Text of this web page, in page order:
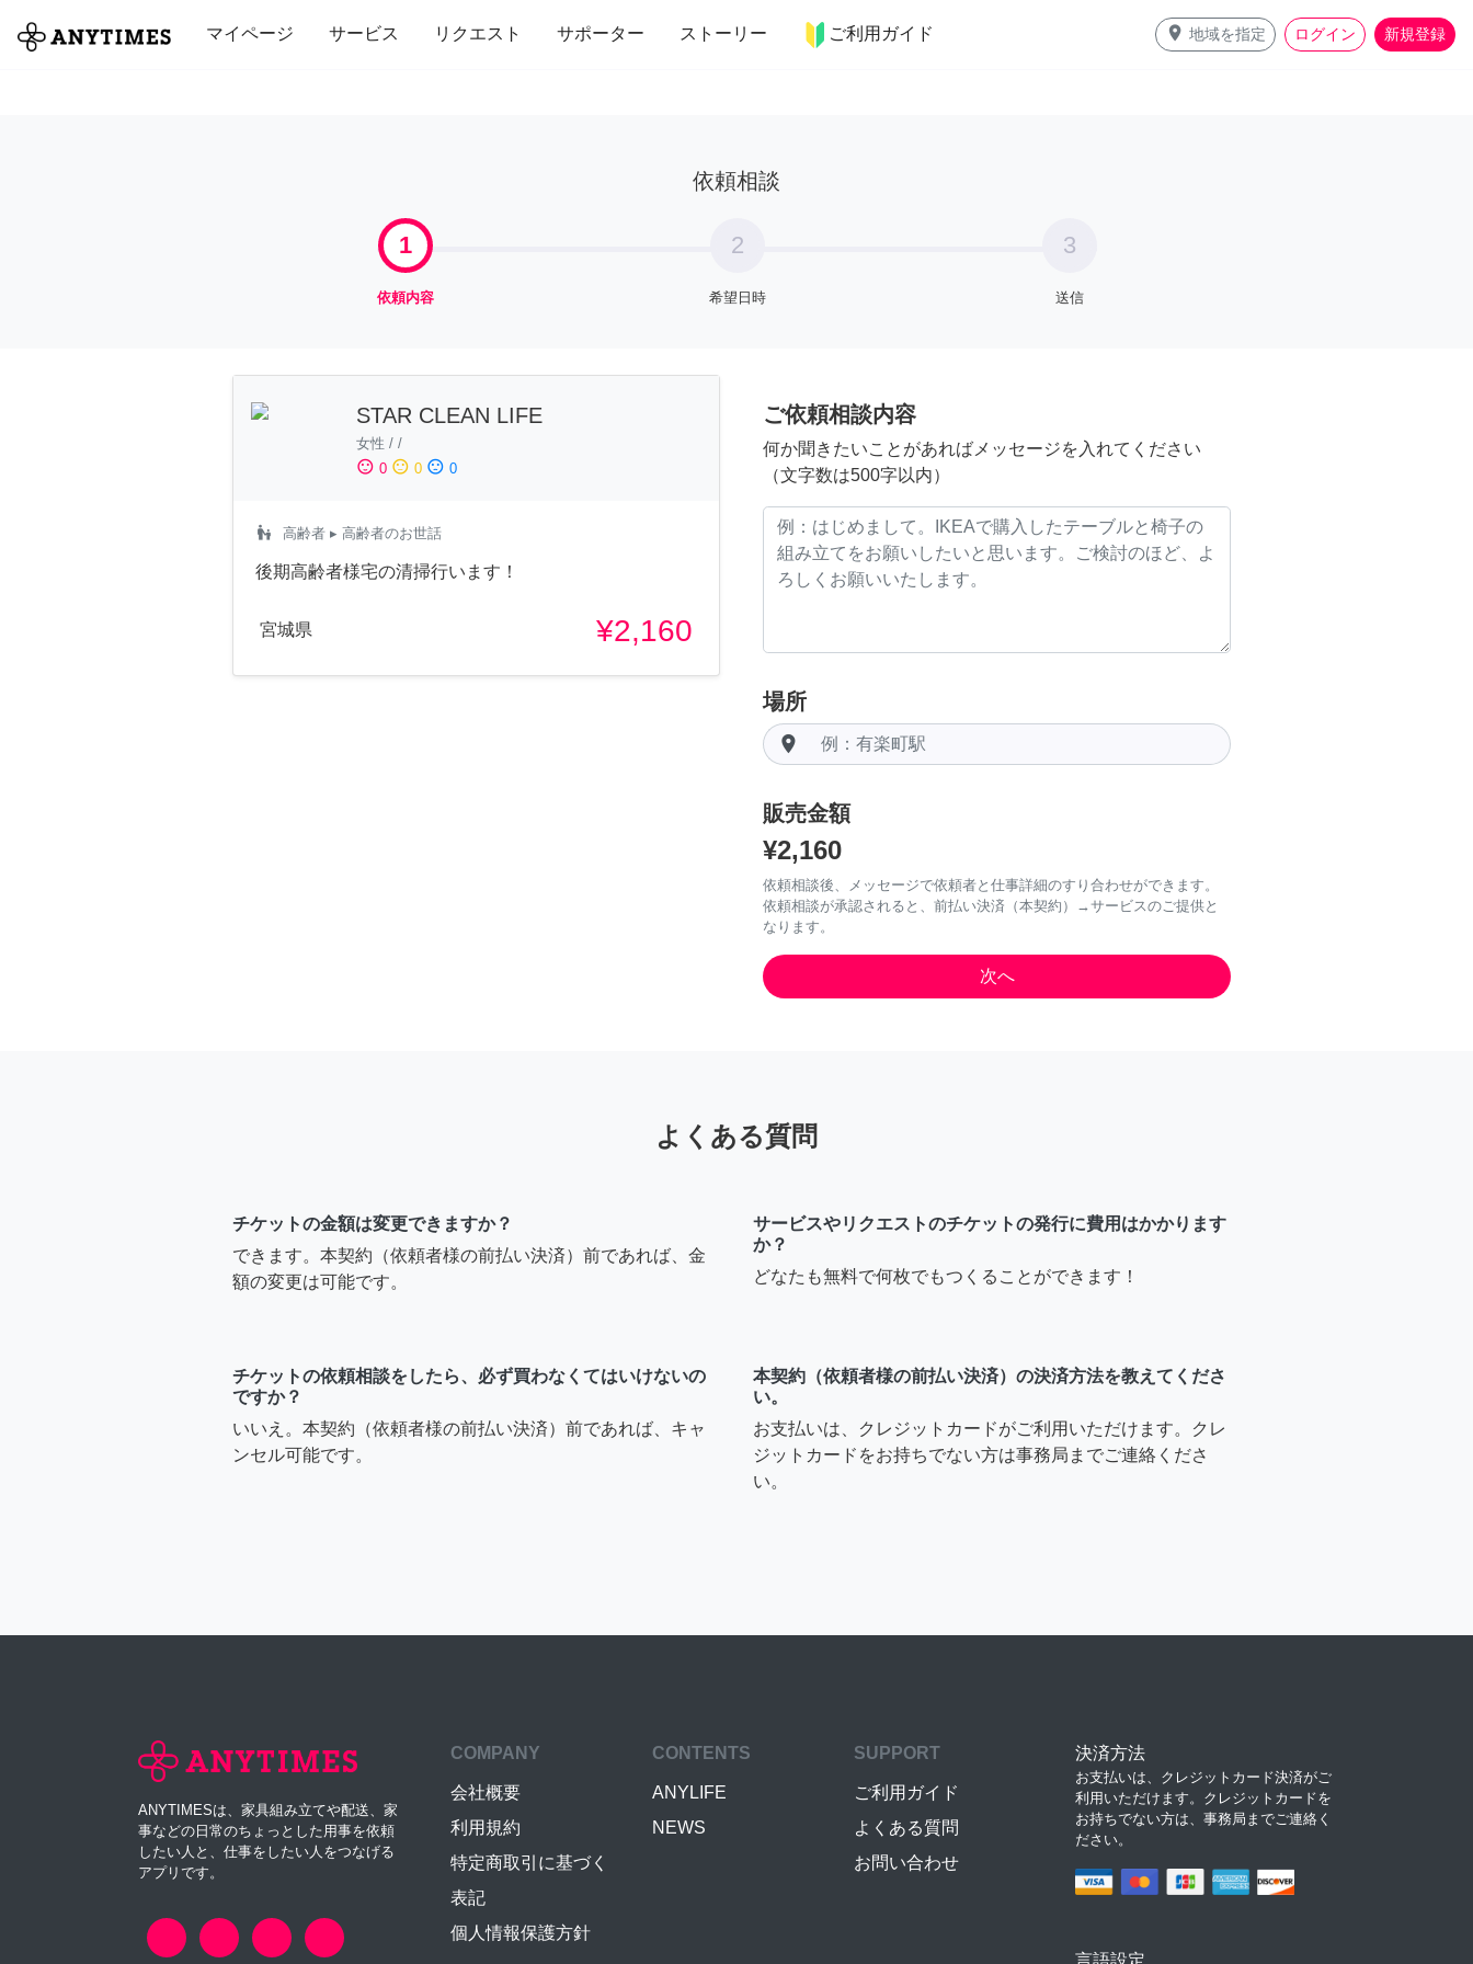
マイページ サービス リクエスト サポーター ストーリー ご利用ガイド place 地域を指定 ログイン 新規登録
全て 修理・組立 家事 引っ越し インテリア 趣味・習い事 ペット 料理
依頼相談
1
依頼内容
2
希望日時
3
送信
STAR CLEAN LIFE
女性 / /
sentiment_satisfied 0 sentiment_neutral 0 sentiment_dissatisfied 0
escalator_warning 高齢者 ▸ 高齢者のお世話
後期高齢者様宅の清掃行います！
宮城県 ¥2,160
ご依頼相談内容
何か聞きたいことがあればメッセージを入れてください
（文字数は500字以内）
場所
room
販売金額
¥2,160
依頼相談後、メッセージで依頼者と仕事詳細のすり合わせができます。
依頼相談が承認されると、前払い決済（本契約）→サービスのご提供と
なります。
よくある質問
チケットの金額は変更できますか？
できます。本契約（依頼者様の前払い決済）前であれば、金
額の変更は可能です。
サービスやリクエストのチケットの発行に費用はかかります
か？
どなたも無料で何枚でもつくることができます！
チケットの依頼相談をしたら、必ず買わなくてはいけないの
ですか？
いいえ。本契約（依頼者様の前払い決済）前であれば、キャ
ンセル可能です。
本契約（依頼者様の前払い決済）の決済方法を教えてくださ
い。
お支払いは、クレジットカードがご利用いただけます。クレ
ジットカードをお持ちでない方は事務局までご連絡くださ
い。
ANYTIMESは、家具組み立てや配送、家
事などの日常のちょっとした用事を依頼
したい人と、仕事をしたい人をつなげる
アプリです。
COMPANY
会社概要
利用規約
特定商取引に基づく
表記
個人情報保護方針
CONTENTS
ANYLIFE
NEWS
SUPPORT
ご利用ガイド
よくある質問
お問い合わせ
決済方法
お支払いは、クレジットカード決済がご
利用いただけます。クレジットカードを
お持ちでない方は、事務局までご連絡く
ださい。
言語設定